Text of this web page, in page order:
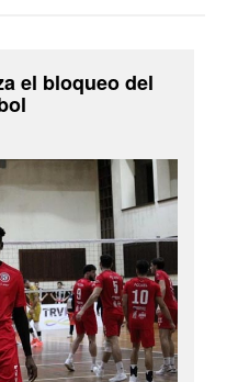
el bloqueo del